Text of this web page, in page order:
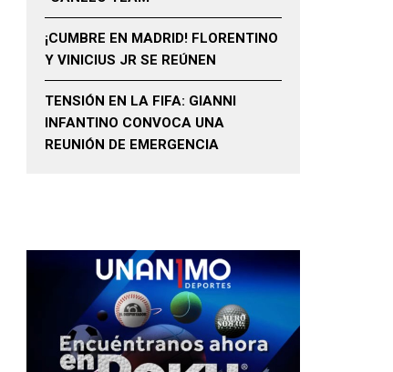
¡CUMBRE EN MADRID! FLORENTINO
Y VINICIUS JR SE REÚNEN
TENSIÓN EN LA FIFA: GIANNI
INFANTINO CONVOCA UNA
REUNIÓN DE EMERGENCIA